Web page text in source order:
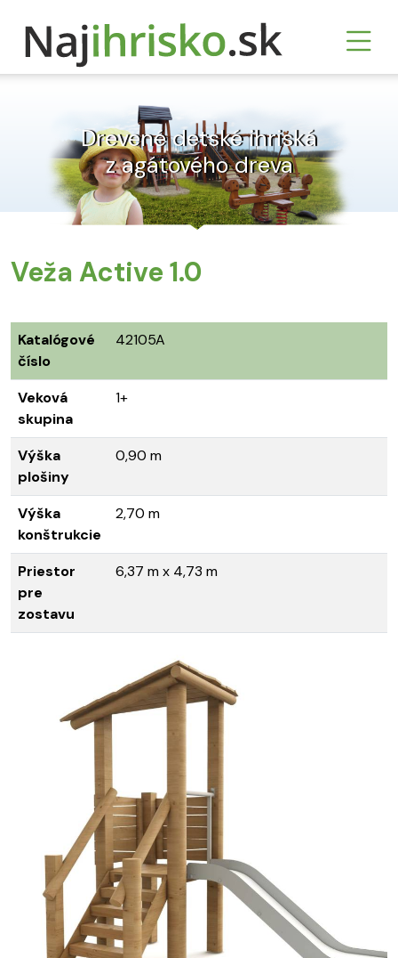
Drevené detské ihriská
z agátového dreva
Veža Active 1.0
Katalógové
číslo
42105A
Veková
skupina
1+
Výška
plošiny
0,90 m
Výška
konštrukcie
2,70 m
Priestor
pre
zostavu
6,37 m x 4,73 m